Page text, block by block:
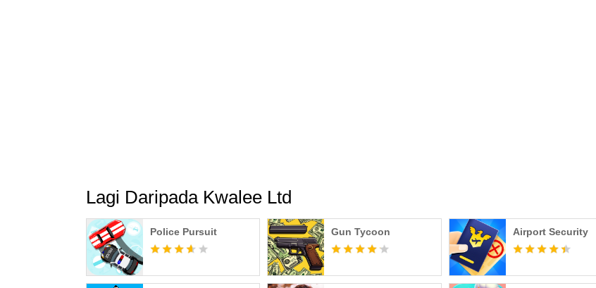
Lagi Daripada Kwalee Ltd
Police Pursuit Gun Tycoon Airport Security